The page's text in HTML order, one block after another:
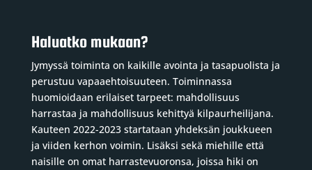
Haluatko mukaan?
Jymyssä toiminta on kaikille avointa ja tasapuolista ja
perustuu vapaaehtoisuuteen. Toiminnassa
huomioidaan erilaiset tarpeet: mahdollisuus
harrastaa ja mahdollisuus kehittyä kilpaurheilijana.
Kauteen 2022-2023 startataan yhdeksän joukkueen
ja viiden kerhon voimin. Lisäksi sekä miehille että
naisille on omat harrastevuoronsa, joissa hiki on